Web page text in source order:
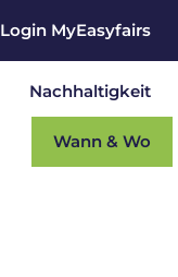
Login MyEasyfairs
Nachhaltigkeit
Wann & Wo